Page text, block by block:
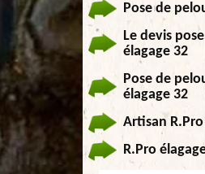
Pose de
Le devis
élagage 32
Pose de
élagage 32
Artisan
R.Pro